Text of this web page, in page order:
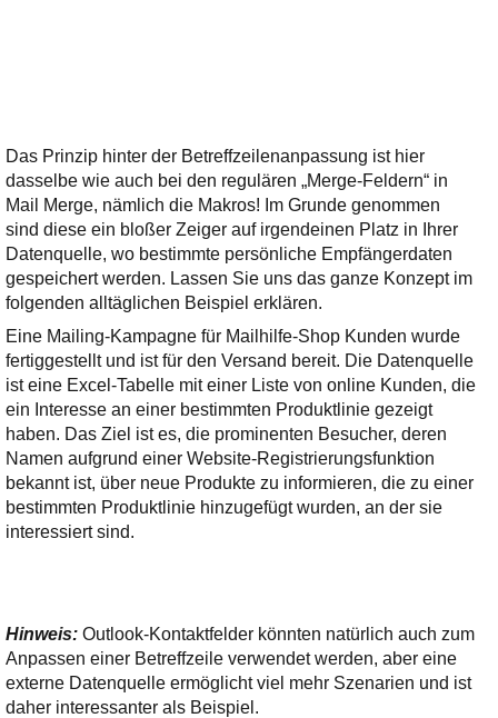
Das Prinzip hinter der Betreffzeilenanpassung ist hier
dasselbe wie auch bei den regulären „Merge-Feldern“ in
Mail Merge, nämlich die Makros! Im Grunde genommen
sind diese ein bloßer Zeiger auf irgendeinen Platz in Ihrer
Datenquelle, wo bestimmte persönliche Empfängerdaten
gespeichert werden. Lassen Sie uns das ganze Konzept im
folgenden alltäglichen Beispiel erklären.
Eine Mailing-Kampagne für Mailhilfe-Shop Kunden wurde
fertiggestellt und ist für den Versand bereit. Die Datenquelle
ist eine Excel-Tabelle mit einer Liste von online Kunden, die
ein Interesse an einer bestimmten Produktlinie gezeigt
haben. Das Ziel ist es, die prominenten Besucher, deren
Namen aufgrund einer Website-Registrierungsfunktion
bekannt ist, über neue Produkte zu informieren, die zu einer
bestimmten Produktlinie hinzugefügt wurden, an der sie
interessiert sind.
Hinweis:Outlook-Kontaktfelder könnten natürlich auch zum
Anpassen einer Betreffzeile verwendet werden, aber eine
externe Datenquelle ermöglicht viel mehr Szenarien und ist
daher interessanter als Beispiel.